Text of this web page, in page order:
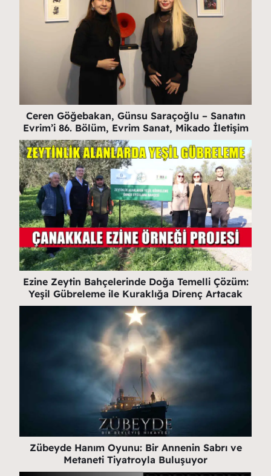
Ceren Göğebakan, Günsu Saraçoğlu – Sanatın
Evrim’i 86. Bölüm, Evrim Sanat, Mikado İletişim
Ezine Zeytin Bahçelerinde Doğa Temelli Çözüm:
Yeşil Gübreleme ile Kuraklığa Direnç Artacak
Zübeyde Hanım Oyunu: Bir Annenin Sabrı ve
Metaneti Tiyatroyla Buluşuyor